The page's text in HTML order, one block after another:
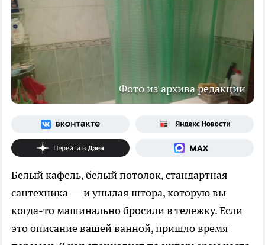
Фото из архива редакции
Белый кафель, белый потолок, стандартная
сантехника — и унылая штора, которую вы
когда-то машинально бросили в тележку. Если
это описание вашей ванной, пришло время